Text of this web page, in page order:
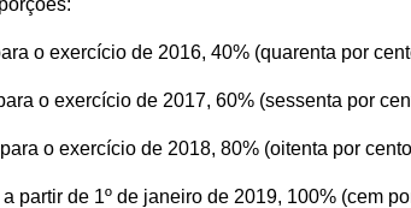
o exercício de 2016, 40% (quarenta por
para o exercício de 2017, 60% (sessenta por
para o exercício de 2018, 80% (oitenta por
a partir de 1º de janeiro de 2019, 100% (cem